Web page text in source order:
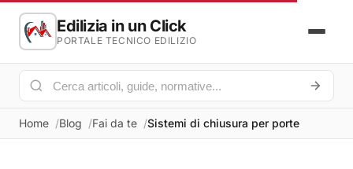
Edilizia in un Click
PORTALE TECNICO EDILIZIO
Home Blog Fai da te Sistemi di chiusura per porte